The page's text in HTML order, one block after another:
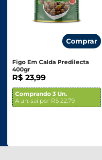
Comprar
Figo Em Calda Predilecta
400gr
R$ 23,99
Comprando 3 Un.
A un. sai por R$ 22,79